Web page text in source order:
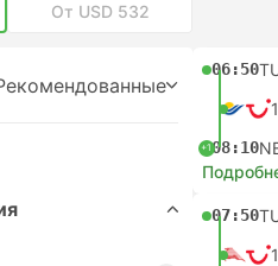
От USD 532
06:50
+108:10
07:50